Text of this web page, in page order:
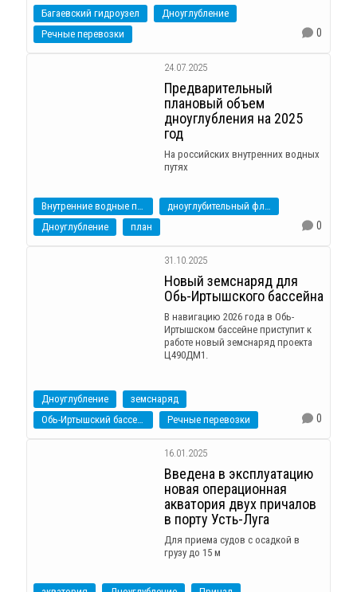
Багаевский гидроузел
Дноуглубление
Речные перевозки
0
24.07.2025
Предварительный
плановый объем
дноуглубления на 2025
год
На российских внутренних водных
путях
Дноуглубление
план 0
31.10.2025
Новый земснаряд для
Обь-Иртышского бассейна
В навигацию 2026 года в Обь-
Иртышском бассейне приступит к
работе новый земснаряд проекта
Ц490ДМ1.
Дноуглубление
земснаряд
Речные перевозки 0
16.01.2025
Введена в эксплуатацию
новая операционная
акватория двух причалов
в порту Усть-Луга
Для приема судов с осадкой в
грузу до 15 м